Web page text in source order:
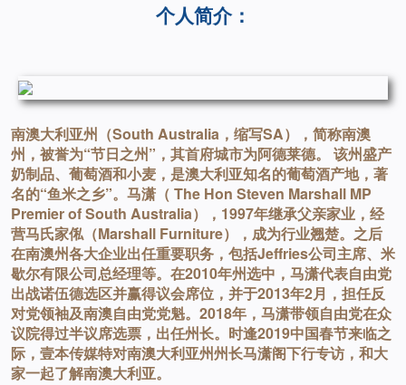
个人简介：
南澳大利亚州（South Australia，缩写SA），简称南澳
州，被誉为“节日之州”，其首府城市为阿德莱德。 该州盛产
奶制品、葡萄酒和小麦，是澳大利亚知名的葡萄酒产地，著
名的“鱼米之乡”。马潇（ The Hon Steven Marshall MP
Premier of South Australia），1997年继承父亲家业，经
营马氏家俬（Marshall Furniture），成为行业翘楚。之后
在南澳州各大企业出任重要职务，包括Jeffries公司主席、米
歇尔有限公司总经理等。在2010年州选中，马潇代表自由党
出战诺伍德选区并赢得议会席位，并于2013年2月，担任反
对党领袖及南澳自由党党魁。2018年，马潇带领自由党在众
议院得过半议席选票，出任州长。时逢2019中国春节来临之
际，壹本传媒特对南澳大利亚州州长马潇阁下行专访，和大
家一起了解南澳大利亚。